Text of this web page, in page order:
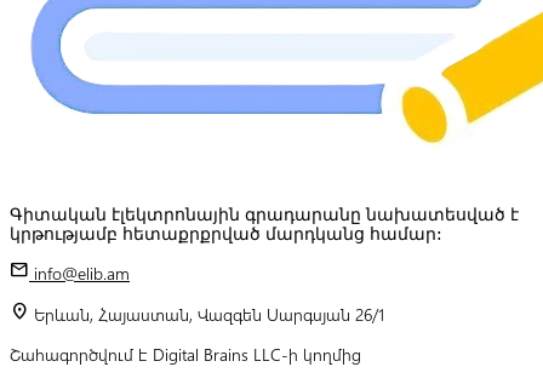
Գիտական էլեկտրոնային գրադարանը նախատեսված է
կրթությամբ հետաքրքրված մարդկանց համար:
mail info@elib.am
location_on Երևան, Հայաստան, Վազգեն Սարգսյան 26/1
Շահագործվում է Digital Brains LLC-ի կողմից